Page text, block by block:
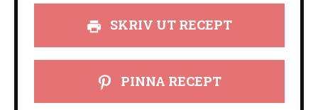
SKRIV UT RECEPT
PINNA RECEPT